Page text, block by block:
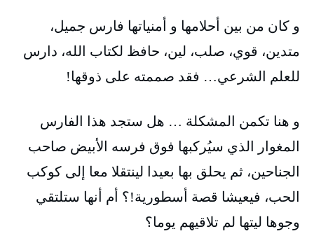
و كان من بين أحلامها و أمنياتها فارس جميل،
متدين، قوي، صلب، لين، حافظ لكتاب الله، دارس
للعلم الشرعي… فقد صممته على ذوقها!
و هنا تكمن المشكلة … هل ستجد هذا الفارس
المغوار الذي سيُركبها فوق فرسه الأبيض صاحب
الجناحين، ثم يحلق بها بعيدا لينتقلا معا إلى كوكب
الحب، فيعيشا قصة أسطورية!؟ أم أنها ستلتقي
وجوها ليتها لم تلاقيهم يوما؟